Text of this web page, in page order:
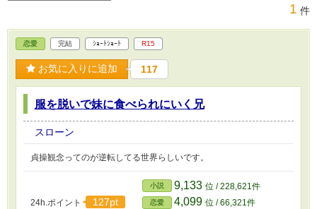
1 件
恋愛 完結 ｼｮｰﾄｼｮｰﾄ R15
お気に入りに追加 117
服を脱いで妹に食べられにいく兄
スローン
貞操観念ってのが逆転してる世界らしいです。
24h.ポイント 127pt
小説 9,133 位 / 228,621件
恋愛 4,099 位 / 66,321件